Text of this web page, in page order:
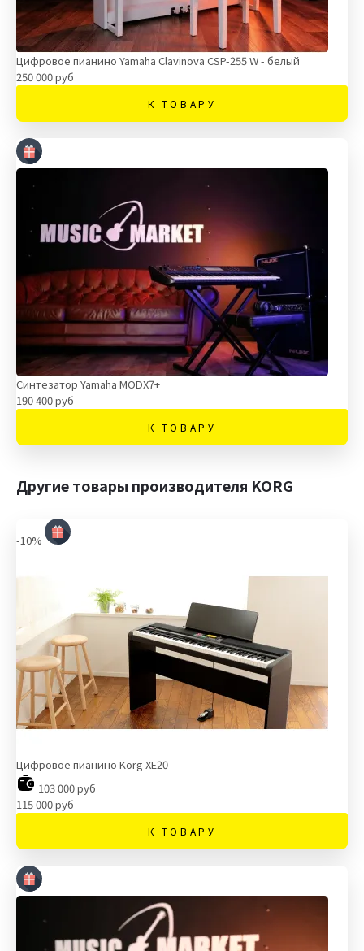
Цифровое пианино Yamaha Clavinova CSP-255 W - белый
250 000 руб
К ТОВАРУ
Синтезатор Yamaha MODX7+
190 400 руб
К ТОВАРУ
Другие товары производителя KORG
-10%
Цифровое пианино Korg XE20
103 000 руб
115 000 руб
К ТОВАРУ